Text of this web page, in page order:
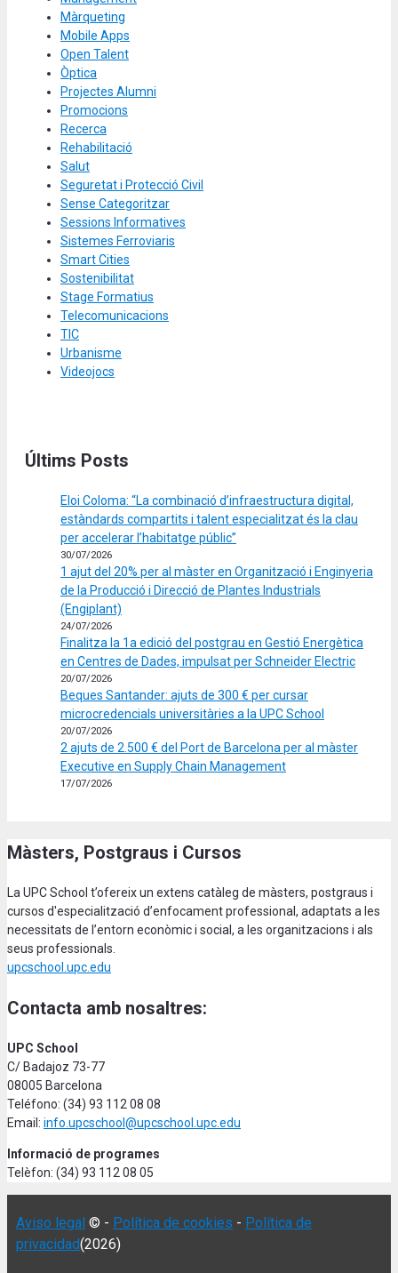
Màrqueting
Mobile Apps
Open Talent
Òptica
Projectes Alumni
Promocions
Recerca
Rehabilitació
Salut
Seguretat i Protecció Civil
Sense Categoritzar
Sessions Informatives
Sistemes Ferroviaris
Smart Cities
Sostenibilitat
Stage Formatius
Telecomunicacions
TIC
Urbanisme
Videojocs
Últims Posts
Eloi Coloma: “La combinació d’infraestructura digital,
estàndards compartits i talent especialitzat és la clau
per accelerar l’habitatge públic”
30/07/2026
1 ajut del 20% per al màster en Organització i Enginyeria
de la Producció i Direcció de Plantes Industrials
(Engiplant)
24/07/2026
Finalitza la 1a edició del postgrau en Gestió Energètica
en Centres de Dades, impulsat per Schneider Electric
20/07/2026
Beques Santander: ajuts de 300 € per cursar
microcredencials universitàries a la UPC School
20/07/2026
2 ajuts de 2.500 € del Port de Barcelona per al màster
Executive en Supply Chain Management
17/07/2026
Màsters, Postgraus i Cursos
La UPC School t’ofereix un extens catàleg de màsters, postgraus i
cursos d'especialització d’enfocament professional, adaptats a les
necessitats de l’entorn econòmic i social, a les organitzacions i als
seus professionals.
upcschool.upc.edu
Contacta amb nosaltres:
UPC School
C/ Badajoz 73-77
08005 Barcelona
Teléfono: (34) 93 112 08 08
Email: info.upcschool@upcschool.upc.edu
Informació de programes
Telèfon: (34) 93 112 08 05
Aviso legal © - Política de cookies - Política de
privacidad(2026)